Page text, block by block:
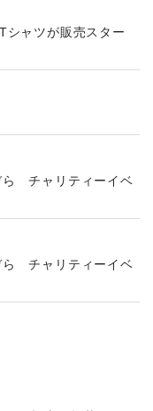
シャツが販売スター
ら チャリティーイベ
ら チャリティーイベ